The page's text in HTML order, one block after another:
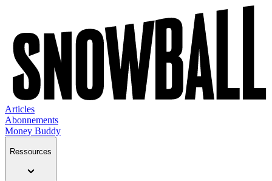
Articles
Abonnements
Money Buddy
Ressources